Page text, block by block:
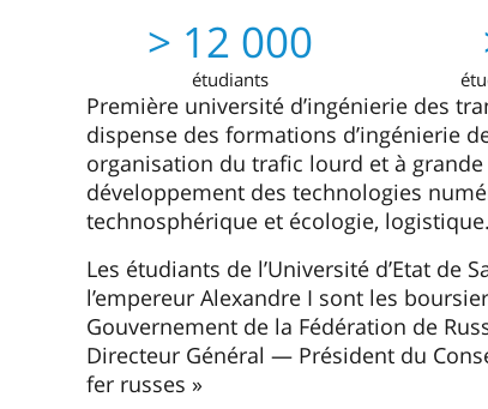
> 12 000
étudiants
Première université d’ingénierie des
dispense des formations d’ingénierie
organisation du trafic lourd et à
développement des technologies
technosphérique et écologie, logistique.
Les étudiants de l’Université d’Etat
l’empereur Alexandre I sont les
Gouvernement de la Fédération de
Directeur Général — Président du
fer russes »